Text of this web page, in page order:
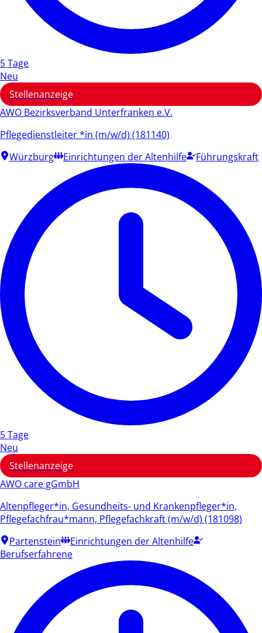
5 Tage
Neu
Stellenanzeige
AWO Bezirksverband Unterfranken e.V.
Pflegedienstleiter *in (m/w/d) (181140)
Würzburg
Einrichtungen der Altenhilfe Führungskraft
5 Tage
Neu
Stellenanzeige
AWO care gGmbH
Altenpfleger*in, Gesundheits- und Krankenpfleger*in,
Pflegefachfrau*mann, Pflegefachkraft (m/w/d) (181098)
Partenstein
Einrichtungen der Altenhilfe
Berufserfahrene